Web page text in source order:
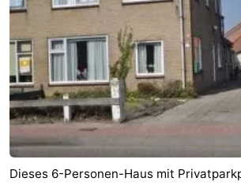
Dieses 6-Personen-Haus mit